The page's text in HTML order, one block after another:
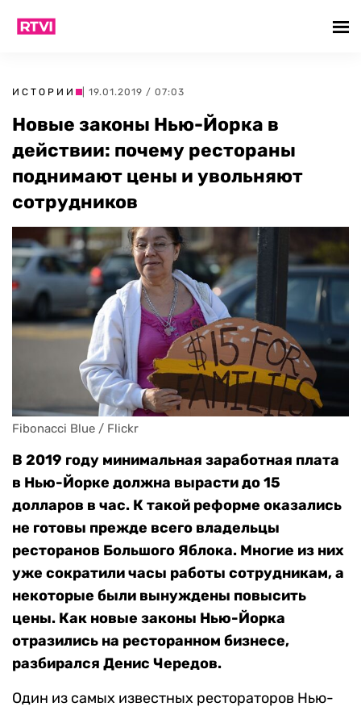
ИСТОРИИ | 19.01.2019 / 07:03
Новые законы Нью-Йорка в
действии: почему рестораны
поднимают цены и увольняют
сотрудников
Fibonacci Blue / Flickr
В 2019 году минимальная заработная плата
в Нью-Йорке должна вырасти до 15
долларов в час. К такой реформе оказались
не готовы прежде всего владельцы
ресторанов Большого Яблока. Многие из них
уже сократили часы работы сотрудникам, а
некоторые были вынуждены повысить
цены. Как новые законы Нью-Йорка
отразились на ресторанном бизнесе,
разбирался Денис Чередов.
Один из самых известных рестораторов Нью-